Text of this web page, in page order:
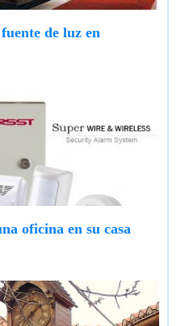
de luz en
oficina en su casa